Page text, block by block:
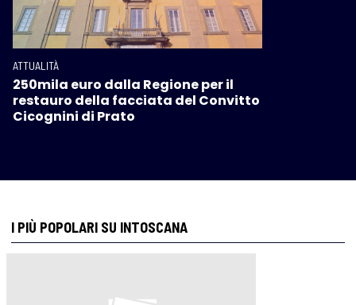
ATTUALITÀ
250mila euro dalla Regione per il
restauro della facciata del Convitto
Cicognini di Prato
I PIÙ POPOLARI SU INTOSCANA